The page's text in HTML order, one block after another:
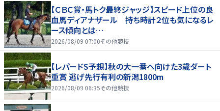
【ＣＢＣ賞・馬トク最終ジャッジ】スピード上位の良
血馬ディアナザール 持ち時計２位も気になるレ
ース傾向とは…
2026/08/09 07:00その他競技
【レパードS予想】秋の大一番へ向けた3歳ダート
重賞 逃げ先行有利の新潟1800m
2026/08/09 06:35その他競技